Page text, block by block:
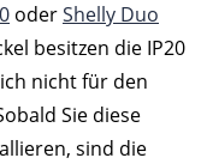
oderShelly Duo
besitzen die IP20
nicht für den
Sie diese
sind die